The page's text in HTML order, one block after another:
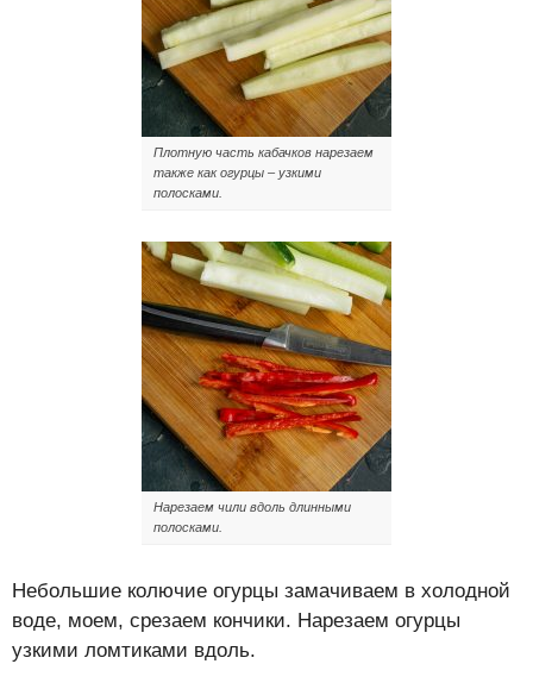
Плотную часть кабачков нарезаем
также как огурцы – узкими
полосками.
Нарезаем чили вдоль длинными
полосками.
Небольшие колючие огурцы замачиваем в холодной
воде, моем, срезаем кончики. Нарезаем огурцы
узкими ломтиками вдоль.